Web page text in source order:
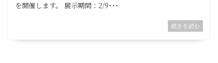
を開催します。 展示期間：2/9･･･
続きを読む